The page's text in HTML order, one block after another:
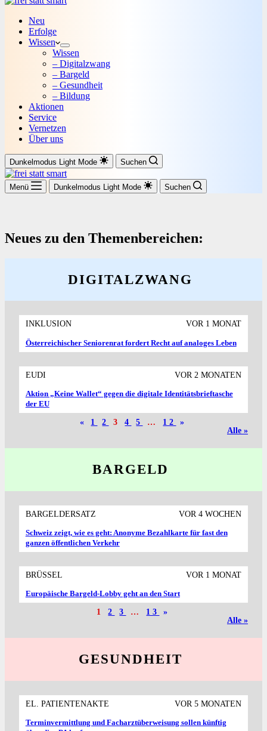
Neu
Erfolge
Wissen
Wissen
– Digitalzwang
– Bargeld
– Gesundheit
– Bildung
Aktionen
Service
Vernetzen
Über uns
Dunkelmodus Light Mode Suchen
Menü Dunkelmodus Light Mode Suchen
Neues zu den Themenbereichen:
DIGITALZWANG
INKLUSION VOR 1 MONAT
Österreichischer Senioren­rat fordert Recht auf analoges Leben
EUDI VOR 2 MONATEN
Aktion „Keine Wallet“ gegen die digitale Identitäts­brieftasche
der EU
« 1 2 3 4 5 … 12
»
Alle »
BARGELD
BARGELDERSATZ VOR 4 WOCHEN
Schweiz zeigt, wie es geht: Anonyme Bezahlkarte für fast den
ganzen öffentlichen Verkehr
BRÜSSEL VOR 1 MONAT
Europäische Bargeld-Lobby geht an den Start
1 2 3 … 13
»
Alle »
GESUNDHEIT
EL. PATIENTENAKTE VOR 5 MONATEN
Termin­vermittlung und Facharzt­überweisung sollen künftig